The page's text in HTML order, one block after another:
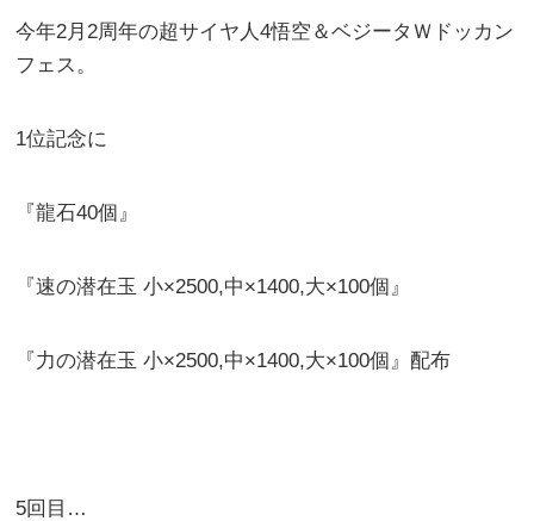
今年2月2周年の超サイヤ人4悟空＆ベジータＷドッカン
フェス。
1位記念に
『龍石40個』
『速の潜在玉 小×2500,中×1400,大×100個』
『力の潜在玉 小×2500,中×1400,大×100個』配布
5回目…